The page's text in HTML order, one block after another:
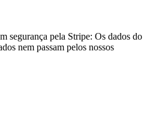
segurança pela Stripe: Os dados do
nem passam pelos nossos